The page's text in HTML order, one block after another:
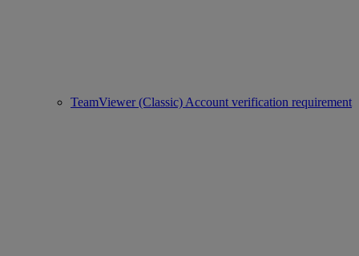
TeamViewer (Classic) Account verification requirement